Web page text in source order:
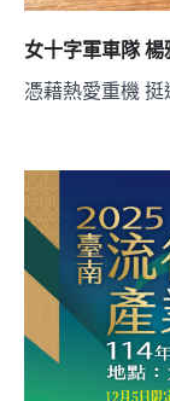
女十字軍車隊
憑藉熱愛重機